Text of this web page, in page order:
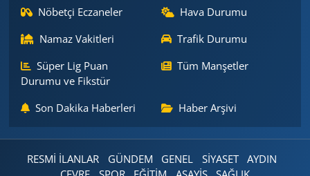
Nöbetçi Eczaneler
Hava Durumu
Namaz Vakitleri
Trafik Durumu
Süper Lig Puan
Durumu ve Fikstür
Tüm Manşetler
Son Dakika Haberleri Haber Arşivi
RESMİ İLANLAR GÜNDEM GENEL SİYASET
AYDIN